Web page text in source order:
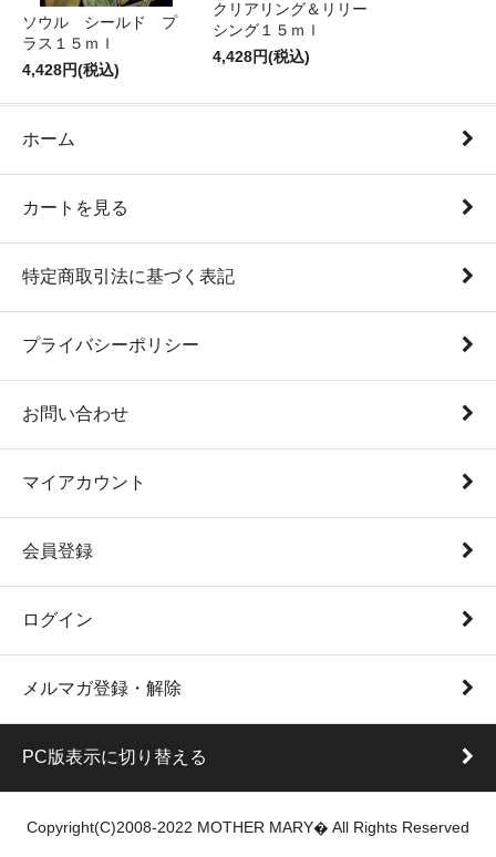
ソウル シールド プ
ラス１５ｍｌ
4,428円(税込)
クリアリング＆リリー
シング１５ｍｌ
4,428円(税込)
ホーム
カートを見る
特定商取引法に基づく表記
プライバシーポリシー
お問い合わせ
マイアカウント
会員登録
ログイン
メルマガ登録・解除
PC版表示に切り替える
Copyright(C)2008-2022 MOTHER MARY� All Rights Reserved